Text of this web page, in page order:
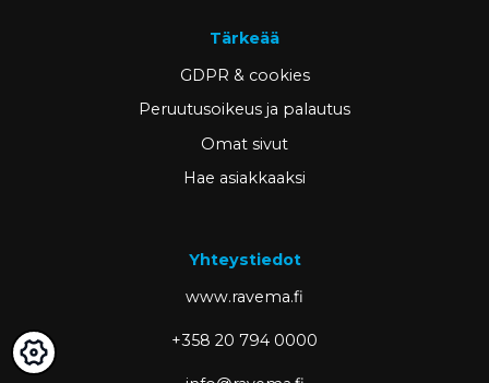
Tärkeää
GDPR & cookies
Peruutusoikeus ja palautus
Omat sivut
Hae asiakkaaksi
Yhteystiedot
www.ravema.fi
+358 20 794 0000